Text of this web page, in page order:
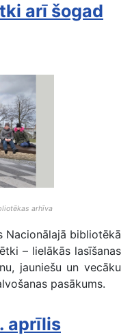
arī šogad
arhīva
bibliotēkā
– lielākās lasīšanas
jauniešu un vecāku
pasākums.
aprīlis